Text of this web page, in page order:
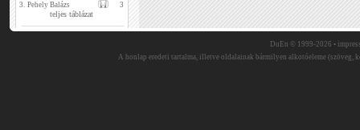
3. Pehely Balázs 3
teljes táblázat
DuEn © 1999-2026 •
A honlap eredeti tartalma, illetve oldalainak bármilyen alkotóeleme (szöveg,